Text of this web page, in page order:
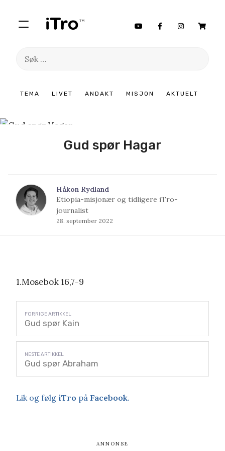
TEMA LIVET ANDAKT MISJON AKTUELT
Søk
Gud spør Hagar
Håkon Rydland
Etiopia-misjonær og tidligere iTro-
journalist
28. september 2022
1.Mosebok 16,7-9
Gud spør Kain
Gud spør Abraham
Lik og følg iTro på Facebook.